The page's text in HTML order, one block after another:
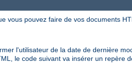
vous pouvez faire de vos documents
l'utilisateur de la date de dernière
le code suivant va insérer un repère